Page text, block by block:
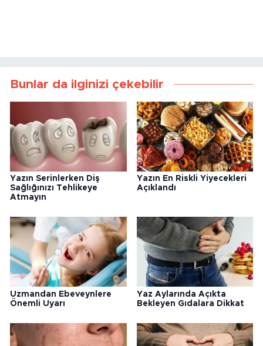
Bunlar da ilginizi çekebilir
Yazın Serinlerken Diş
Sağlığınızı Tehlikeye
Atmayın
Yazın En Riskli Yiyecekleri
Açıklandı
Uzmandan Ebeveynlere
Önemli Uyarı
Yaz Aylarında Açıkta
Bekleyen Gıdalara Dikkat